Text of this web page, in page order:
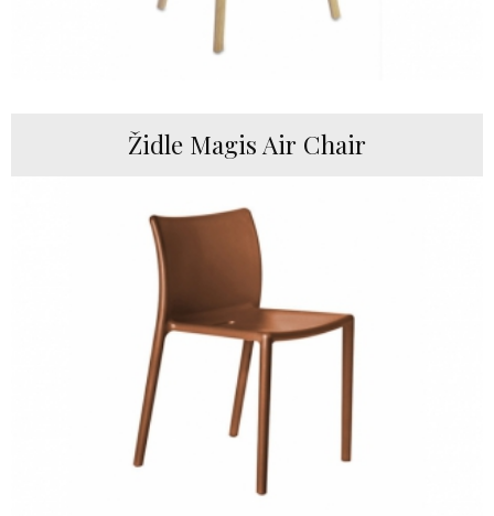
Židle Magis Air Chair